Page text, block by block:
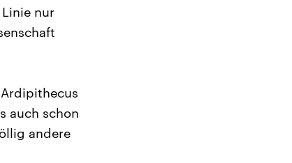
nur
auch schon
andere